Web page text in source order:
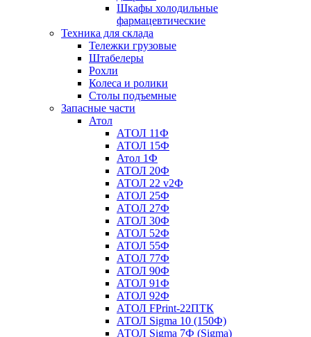
Шкафы холодильные
фармацевтические
Техника для склада
Тележки грузовые
Штабелеры
Рохли
Колеса и ролики
Столы подъемные
Запасные части
Атол
АТОЛ 11Ф
АТОЛ 15Ф
Атол 1Ф
АТОЛ 20Ф
АТОЛ 22 v2Ф
АТОЛ 25Ф
АТОЛ 27Ф
АТОЛ 30Ф
АТОЛ 52Ф
АТОЛ 55Ф
АТОЛ 77Ф
АТОЛ 90Ф
АТОЛ 91Ф
АТОЛ 92Ф
АТОЛ FPrint-22ПТК
АТОЛ Sigma 10 (150Ф)
АТОЛ Sigma 7Ф (Sigma)